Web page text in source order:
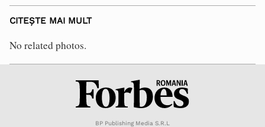
CITEȘTE MAI MULT
No related photos.
BP Publishing Media S.R.L